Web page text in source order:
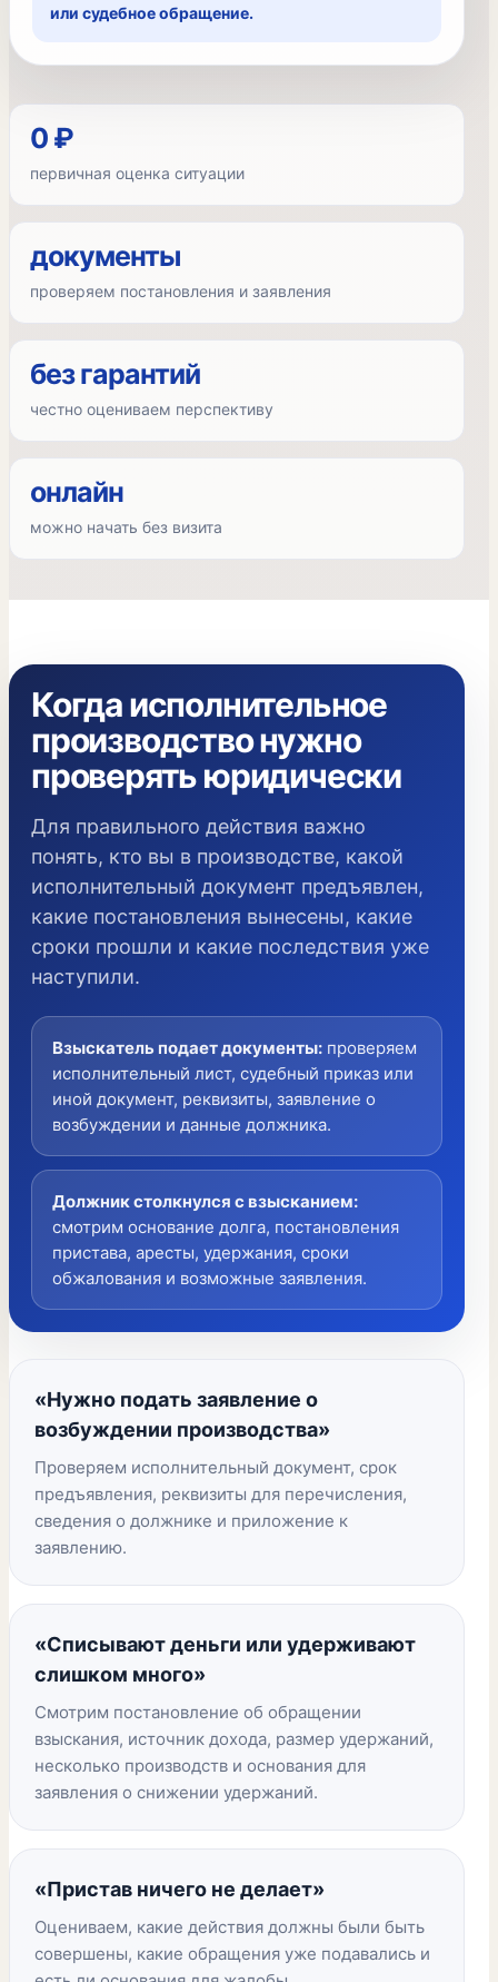
или судебное обращение.
0 ₽
первичная оценка ситуации
документы
проверяем постановления и заявления
без гарантий
честно оцениваем перспективу
онлайн
можно начать без визита
Когда исполнительное
производство нужно
проверять юридически
Для правильного действия важно
понять, кто вы в производстве, какой
исполнительный документ предъявлен,
какие постановления вынесены, какие
сроки прошли и какие последствия уже
наступили.
Взыскатель подает документы: проверяем
исполнительный лист, судебный приказ или
иной документ, реквизиты, заявление о
возбуждении и данные должника.
Должник столкнулся с взысканием:
смотрим основание долга, постановления
пристава, аресты, удержания, сроки
обжалования и возможные заявления.
«Нужно подать заявление о
возбуждении производства»
Проверяем исполнительный документ, срок
предъявления, реквизиты для перечисления,
сведения о должнике и приложение к
заявлению.
«Списывают деньги или удерживают
слишком много»
Смотрим постановление об обращении
взыскания, источник дохода, размер удержаний,
несколько производств и основания для
заявления о снижении удержаний.
«Пристав ничего не делает»
Оцениваем, какие действия должны были быть
совершены, какие обращения уже подавались и